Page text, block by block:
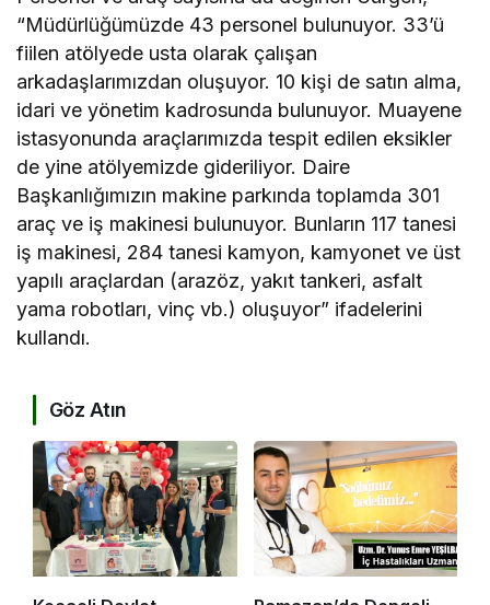
“Müdürlüğümüzde 43 personel bulunuyor. 33’ü
fiilen atölyede usta olarak çalışan
arkadaşlarımızdan oluşuyor. 10 kişi de satın alma,
idari ve yönetim kadrosunda bulunuyor. Muayene
istasyonunda araçlarımızda tespit edilen eksikler
de yine atölyemizde gideriliyor. Daire
Başkanlığımızın makine parkında toplamda 301
araç ve iş makinesi bulunuyor. Bunların 117 tanesi
iş makinesi, 284 tanesi kamyon, kamyonet ve üst
yapılı araçlardan (arazöz, yakıt tankeri, asfalt
yama robotları, vinç vb.) oluşuyor” ifadelerini
kullandı.
Göz Atın